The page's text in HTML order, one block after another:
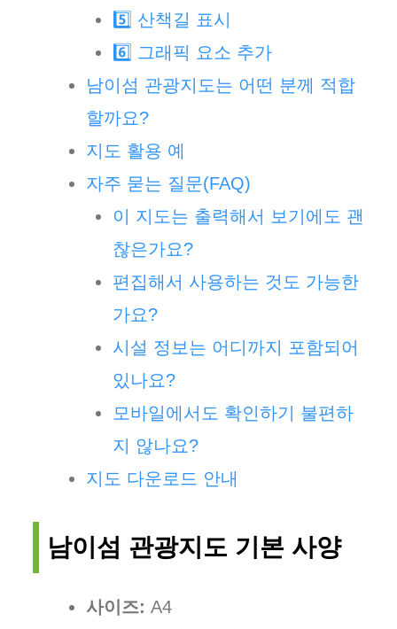
5️⃣ 산책길 표시
6️⃣ 그래픽 요소 추가
남이섬 관광지도는 어떤 분께 적합
할까요?
지도 활용 예
자주 묻는 질문(FAQ)
이 지도는 출력해서 보기에도 괜
찮은가요?
편집해서 사용하는 것도 가능한
가요?
시설 정보는 어디까지 포함되어
있나요?
모바일에서도 확인하기 불편하
지 않나요?
지도 다운로드 안내
남이섬 관광지도 기본 사양
사이즈: A4